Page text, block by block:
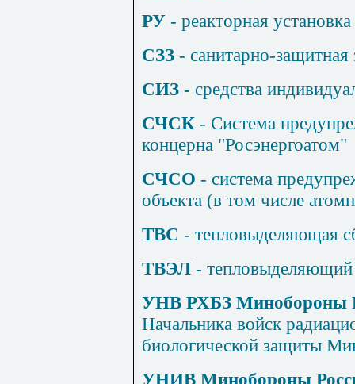
РУ - реакторная установка
СЗЗ - санитарно-защитная
СИЗ - средства
СЧСК - Система
концерна "Росэнергоатом"
СЧСО - система
объекта (в том числе
ТВС - тепловыделяющая
ТВЭЛ - тепловыделяющий
УНВ РХБЗ Минобороны
Начальника войск
биологической защиты
УНИВ Минобороны